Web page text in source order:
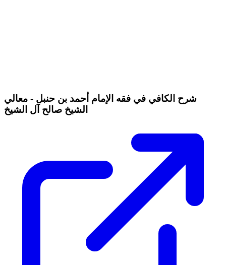
شرح الكافي في فقه الإمام أحمد بن حنبل - معالي
الشيخ صالح آل الشيخ